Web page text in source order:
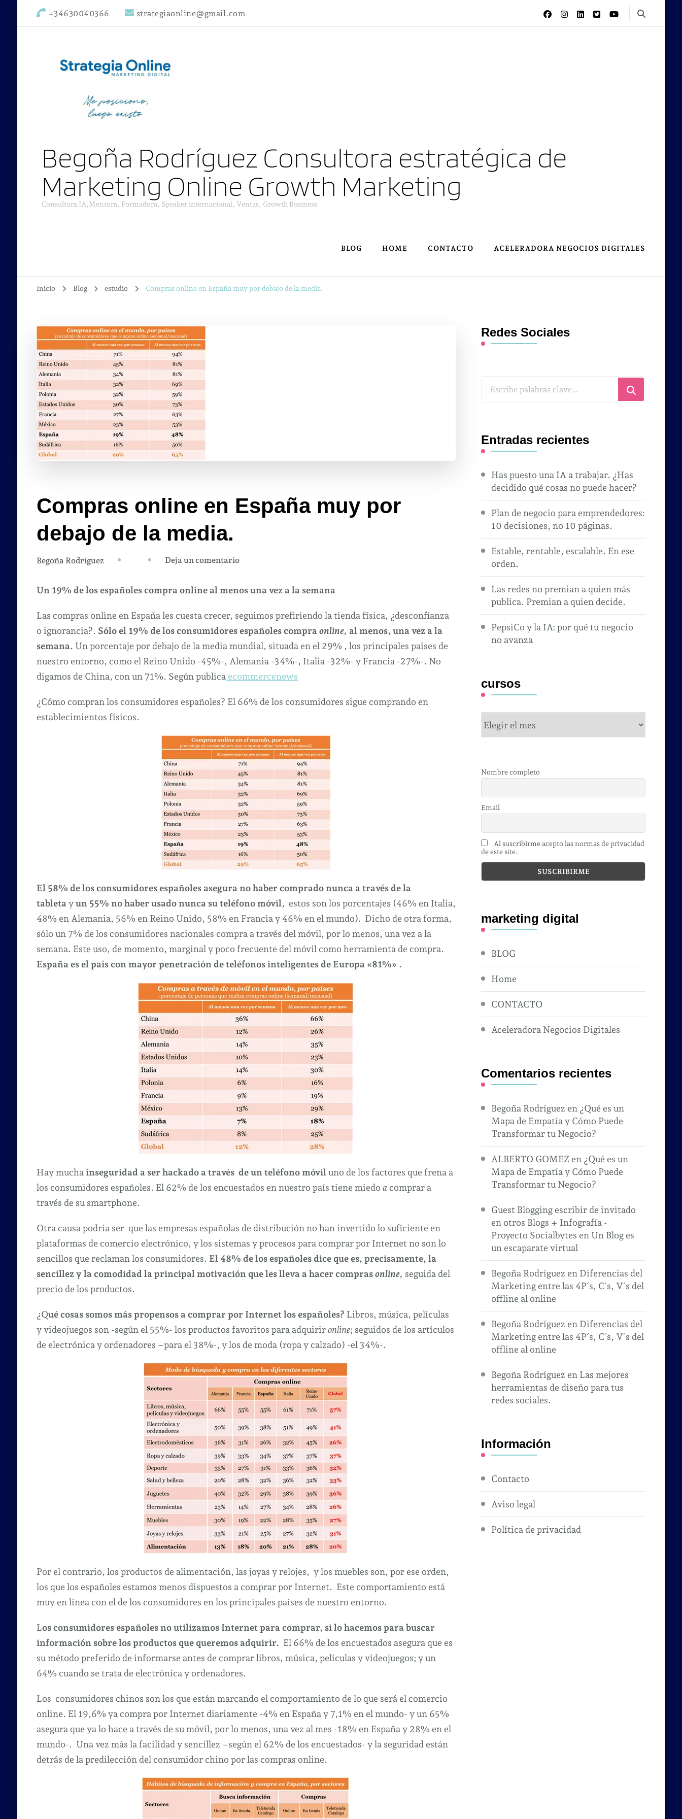
+34630040366 strategiaonline@gmail.com
Begoña Rodríguez Consultora estratégica de
Marketing Online Growth Marketing
Consultora IA,Mentora, Formadora, Speaker internacional, Ventas, Growth Business
BLOG HOME CONTACTO ACELERADORA NEGOCIOS DIGITALES
Inicio Blog estudio Compras online en España muy por debajo de la media.
Compras online en España muy por
debajo de la media.
Begoña Rodríguez Deja un comentarioen
online
España
muy
por
debajo
la
media.
Un 19% de los españoles compra online al menos una vez a la semana
Las compras online en España les cuesta crecer, seguimos prefiriendo la tienda física, ¿desconfianza
o ignorancia?. Sólo el 19% de los consumidores españoles compra online, al menos, una vez a la
semana. Un porcentaje por debajo de la media mundial, situada en el 29% , los principales países de
nuestro entorno, como el Reino Unido -45%-, Alemania -34%-, Italia -32%- y Francia -27%-. No
digamos de China, con un 71%. Según publica ecommercenews
¿Cómo compran los consumidores españoles? El 66% de los consumidores sigue comprando en
establecimientos físicos.
El 58% de los consumidores españoles asegura no haber comprado nunca a través de la
tableta yun 55% no haber usado nunca su teléfono móvil, estos son los porcentajes (46% en Italia,
48% en Alemania, 56% en Reino Unido, 58% en Francia y 46% en el mundo). Dicho de otra forma,
sólo un 7% de los consumidores nacionales compra a través del móvil, por lo menos, una vez a la
semana. Este uso, de momento, marginal y poco frecuente del móvil como herramienta de compra.
España es el país con mayor penetración de teléfonos inteligentes de Europa «81%» .
Hay mucha inseguridad a ser hackado a través de un teléfono móvil uno de los factores que frena a
los consumidores españoles. El 62% de los encuestados en nuestro país tiene miedo a comprar a
través de su smartphone.
Otra causa podría ser que las empresas españolas de distribución no han invertido lo suficiente en
plataformas de comercio electrónico, y los sistemas y procesos para comprar por Internet no son lo
sencillos que reclaman los consumidores. El 48% de los españoles dice que es, precisamente, la
sencillez y la comodidad la principal motivación que les lleva a hacer comprasonline, seguida del
precio de los productos.
¿Qué cosas somos más propensos a comprar por Internet los españoles? Libros, música, películas
y videojuegos son -según el 55%- los productos favoritos para adquirironline; seguidos de los artículos
de electrónica y ordenadores –para el 38%-, y los de moda (ropa y calzado) -el 34%-.
Por el contrario, los productos de alimentación, las joyas y relojes, y los muebles son, por ese orden,
los que los españoles estamos menos dispuestos a comprar por Internet. Este comportamiento está
muy en línea con el de los consumidores en los principales países de nuestro entorno.
Los consumidores españoles no utilizamos Internet para comprar, si lo hacemos para buscar
información sobre los productos que queremos adquirir. El 66% de los encuestados asegura que es
su método preferido de informarse antes de comprar libros, música, películas y videojuegos; y un
64% cuando se trata de electrónica y ordenadores.
Los consumidores chinos son los que están marcando el comportamiento de lo que será el comercio
online. El 19,6% ya compra por Internet diariamente -4% en España y 7,1% en el mundo- y un 65%
asegura que ya lo hace a través de su móvil, por lo menos, una vez al mes -18% en España y 28% en el
mundo-. Una vez más la facilidad y sencillez –según el 62% de los encuestados- y la seguridad están
detrás de la predilección del consumidor chino por las compras online.
Redes Sociales
¿Buscas
Entradas recientes
Has puesto una IA a trabajar. ¿Has
decidido qué cosas no puede hacer?
Plan de negocio para emprendedores:
10 decisiones, no 10 páginas.
Estable, rentable, escalable. En ese
orden.
Las redes no premian a quien más
publica. Premian a quien decide.
PepsiCo y la IA: por qué tu negocio
no avanza
cursos
cursos
Nombre completo
Email
Al suscribirme acepto las normas de privacidad
de este site.
marketing digital
BLOG
Home
CONTACTO
Aceleradora Negocios Digitales
Comentarios recientes
Begoña Rodríguez en ¿Qué es un
Mapa de Empatía y Cómo Puede
Transformar tu Negocio?
ALBERTO GOMEZ en ¿Qué es un
Mapa de Empatía y Cómo Puede
Transformar tu Negocio?
Guest Blogging escribir de invitado
en otros Blogs + Infografía -
Proyecto Socialbytes en Un Blog es
un escaparate virtual
Begoña Rodríguez en Diferencias del
Marketing entre las 4P´s, C´s, V´s del
offline al online
Begoña Rodríguez en Diferencias del
Marketing entre las 4P´s, C´s, V´s del
offline al online
Begoña Rodríguez en Las mejores
herramientas de diseño para tus
redes sociales.
Información
Contacto
Aviso legal
Política de privacidad